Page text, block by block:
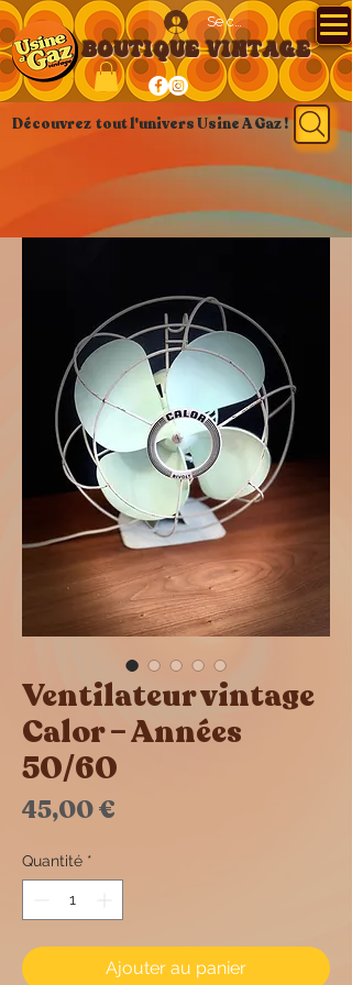
Se connecter
BOUTIQUE VINTAGE
Découvrez tout l'univers Usine A Gaz !
Ventilateur vintage
Calor – Années
50/60
45,00 €
Quantité *
Ajouter au panier